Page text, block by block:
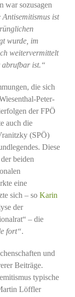
war sozusagen
Antisemitismus ist
wurde, im
weitervermittelt
abrufbar ist.“
die sich
Peter-
der FPÖ
auch die
(SPÖ)
Diese
beiden
eine
sich – so Karin
der
– die
fort“.
und
Beiträge.
typische
Löffler